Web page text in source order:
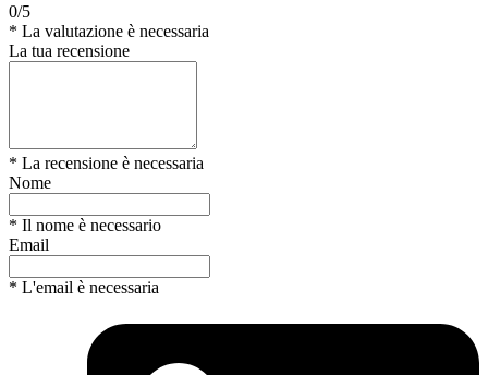
0/5
* La valutazione è necessaria
La tua recensione
* La recensione è necessaria
Nome
* Il nome è necessario
Email
* L'email è necessaria